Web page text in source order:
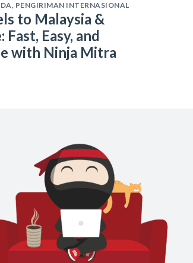
, PENGIRIMAN INTERNASIONAL
to Malaysia &
Fast, Easy, and
with Ninja Mitra